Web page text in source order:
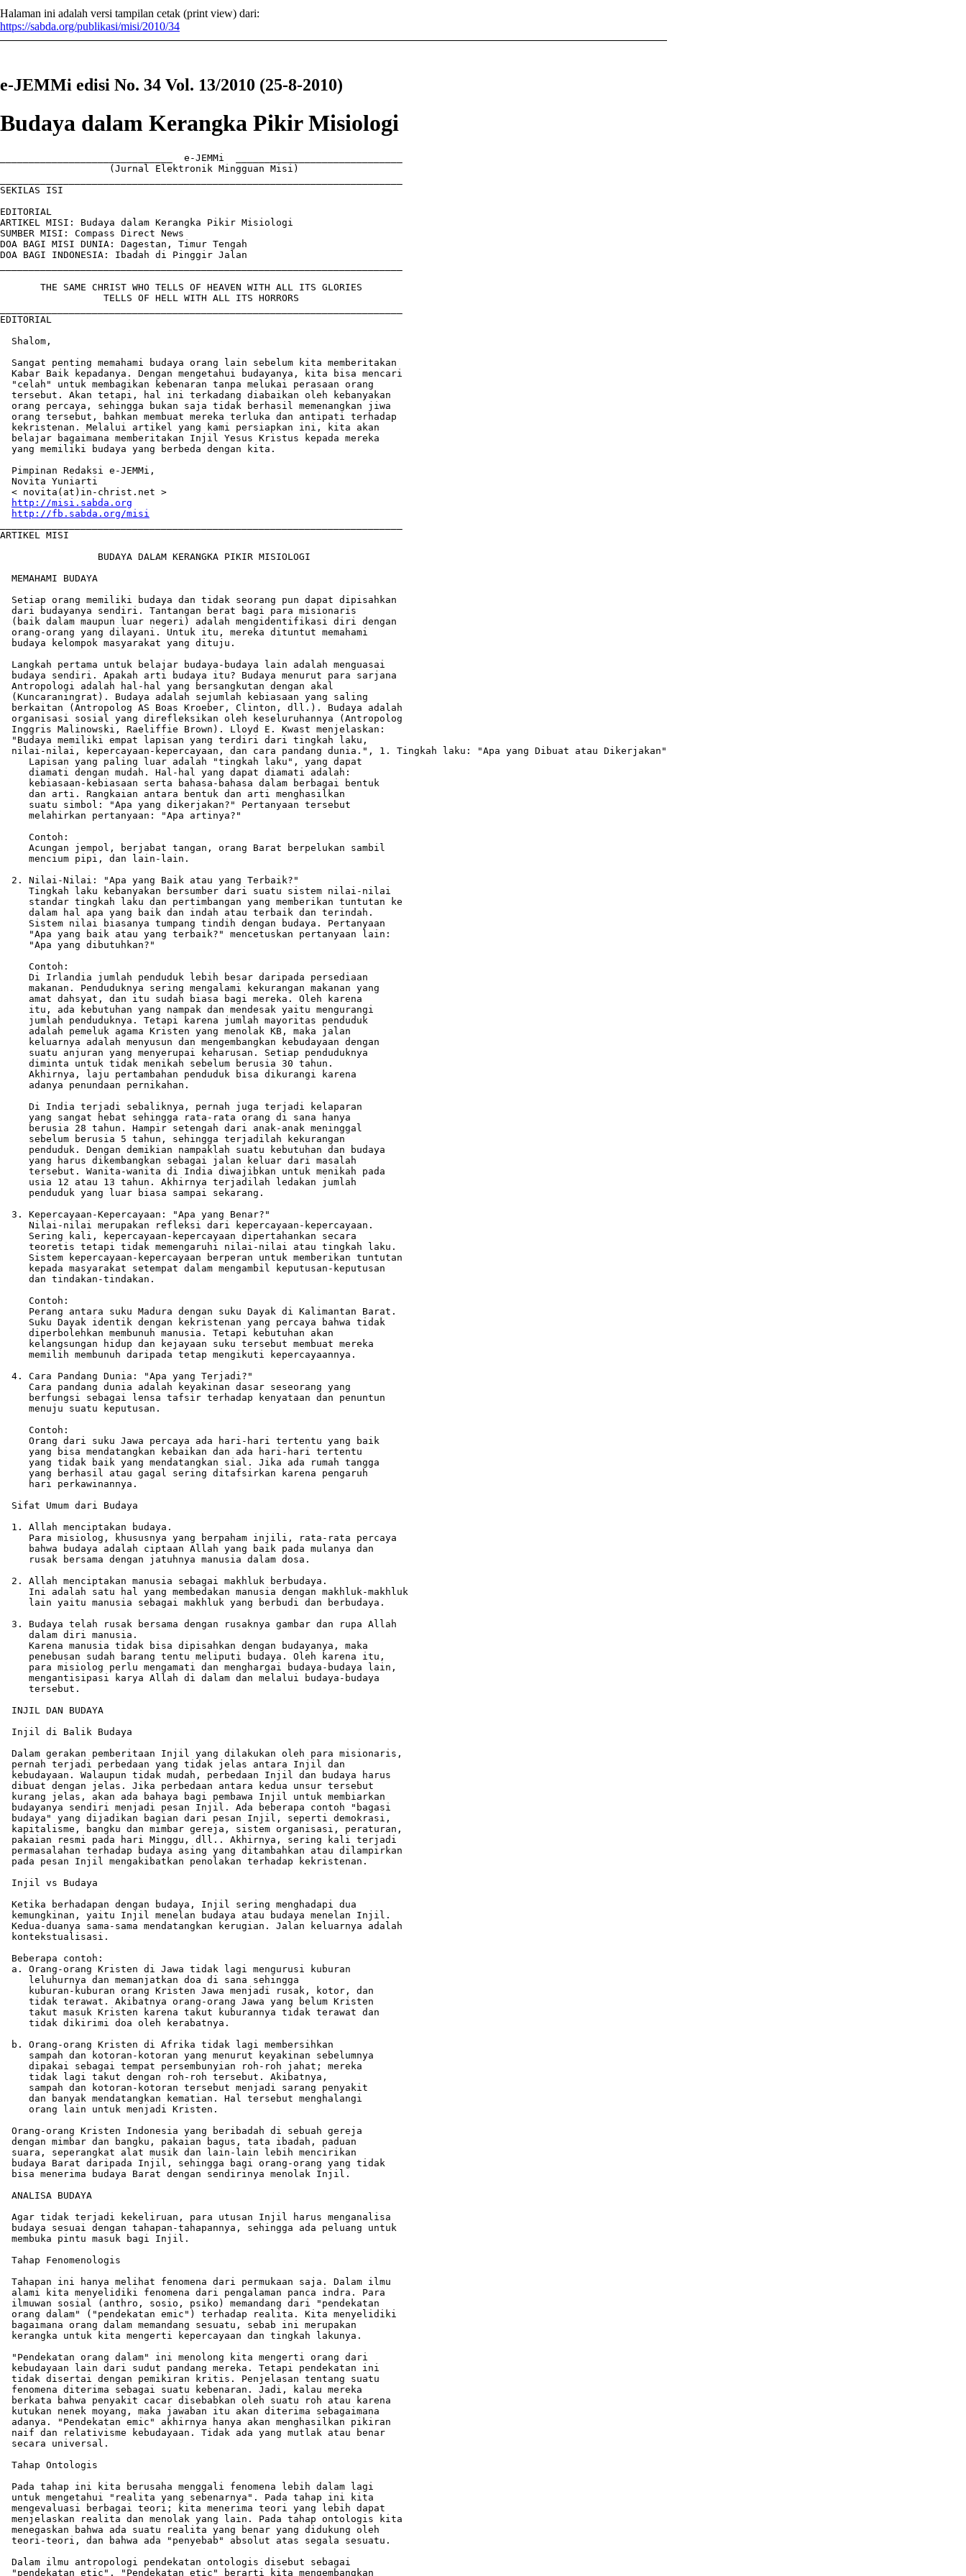
Halaman ini adalah versi tampilan cetak (print view) dari:
https://sabda.org/publikasi/misi/2010/34
e-JEMMi edisi No. 34 Vol. 13/2010 (25-8-2010)
Budaya dalam Kerangka Pikir Misiologi
______________________________  e-JEMMi  _____________________________
                   (Jurnal Elektronik Mingguan Misi)
SEKILAS ISI
EDITORIAL
ARTIKEL MISI: Budaya dalam Kerangka Pikir Misiologi
SUMBER MISI: Compass Direct News
DOA BAGI MISI DUNIA: Dagestan, Timur Tengah
DOA BAGI INDONESIA: Ibadah di Pinggir Jalan
       THE SAME CHRIST WHO TELLS OF HEAVEN WITH ALL ITS GLORIES
                  TELLS OF HELL WITH ALL ITS HORRORS
EDITORIAL
  Shalom,
  Sangat penting memahami budaya orang lain sebelum kita memberitakan
  Kabar Baik kepadanya. Dengan mengetahui budayanya, kita bisa mencari
  "celah" untuk membagikan kebenaran tanpa melukai perasaan orang
  tersebut. Akan tetapi, hal ini terkadang diabaikan oleh kebanyakan
  orang percaya, sehingga bukan saja tidak berhasil memenangkan jiwa
  orang tersebut, bahkan membuat mereka terluka dan antipati terhadap
  kekristenan. Melalui artikel yang kami persiapkan ini, kita akan
  belajar bagaimana memberitakan Injil Yesus Kristus kepada mereka
  yang memiliki budaya yang berbeda dengan kita.
  Pimpinan Redaksi e-JEMMi,
  Novita Yuniarti
  < novita(at)in-christ.net >
http://misi.sabda.org
http://fb.sabda.org/misi